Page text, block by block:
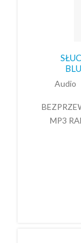
Audio
MP3